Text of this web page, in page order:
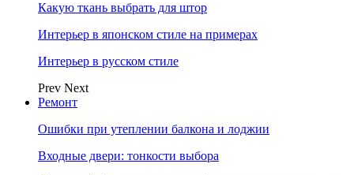
Какую ткань выбрать для штор
Интерьер в японском стиле на примерах
Интерьер в русском стиле
Prev Next
Ремонт
Ошибки при утеплении балкона и лоджии
Входные двери: тонкости выбора